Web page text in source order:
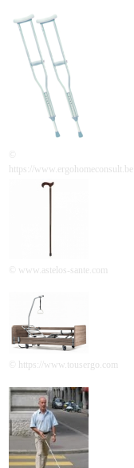
https://www.ergohomeconsult.be
© www.astelos-sante.com‬‬‬
© https://www.tousergo.com